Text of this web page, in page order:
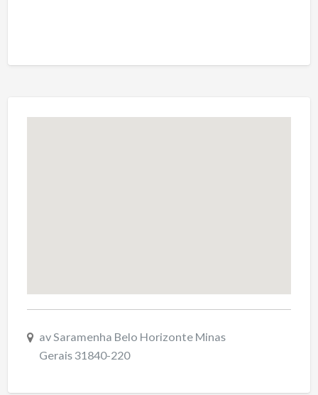
av Saramenha Belo Horizonte Minas
Gerais 31840-220